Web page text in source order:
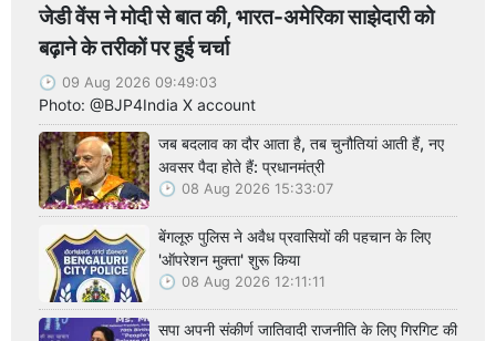
जेडी वेंस ने मोदी से बात की, भारत-अमेरिका साझेदारी को
बढ़ाने के तरीकों पर हुई चर्चा
09 Aug 2026 09:49:03
Photo: @BJP4India X account
जब बदलाव का दौर आता है, तब चुनौतियां आती हैं, नए
अवसर पैदा होते हैं: प्रधानमंत्री
08 Aug 2026 15:33:07
बेंगलूरु पुलिस ने अवैध प्रवासियों की पहचान के लिए
'ऑपरेशन मुक्ता' शुरू किया
08 Aug 2026 12:11:11
सपा अपनी संकीर्ण जातिवादी राजनीति के लिए गिरगिट की